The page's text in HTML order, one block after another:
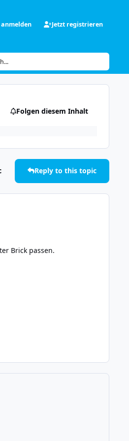
Jetzt registrieren
Folgen diesem Inhalt
Reply to this topic
Brick passen.